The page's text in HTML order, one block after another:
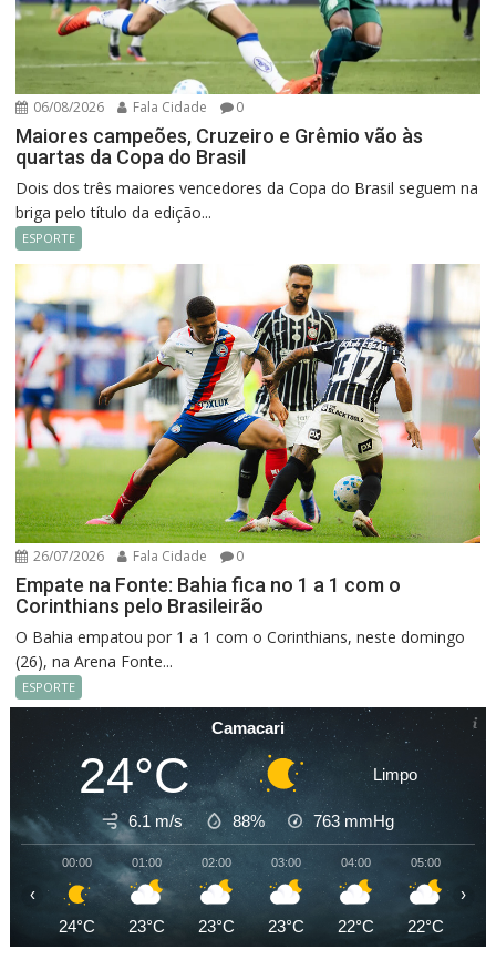
06/08/2026 Fala Cidade 0
Maiores campeões, Cruzeiro e Grêmio vão às
quartas da Copa do Brasil
Dois dos três maiores vencedores da Copa do Brasil seguem na
briga pelo título da edição...
ESPORTE
26/07/2026 Fala Cidade 0
Empate na Fonte: Bahia fica no 1 a 1 com o
Corinthians pelo Brasileirão
O Bahia empatou por 1 a 1 com o Corinthians, neste domingo
(26), na Arena Fonte...
ESPORTE
Camacari
24°C Limpo
6.1 m/s 88% 763 mmHg
00:00
24°C
01:00
23°C
02:00
23°C
03:00
23°C
04:00
22°C
05:00
22°C
‹ ›